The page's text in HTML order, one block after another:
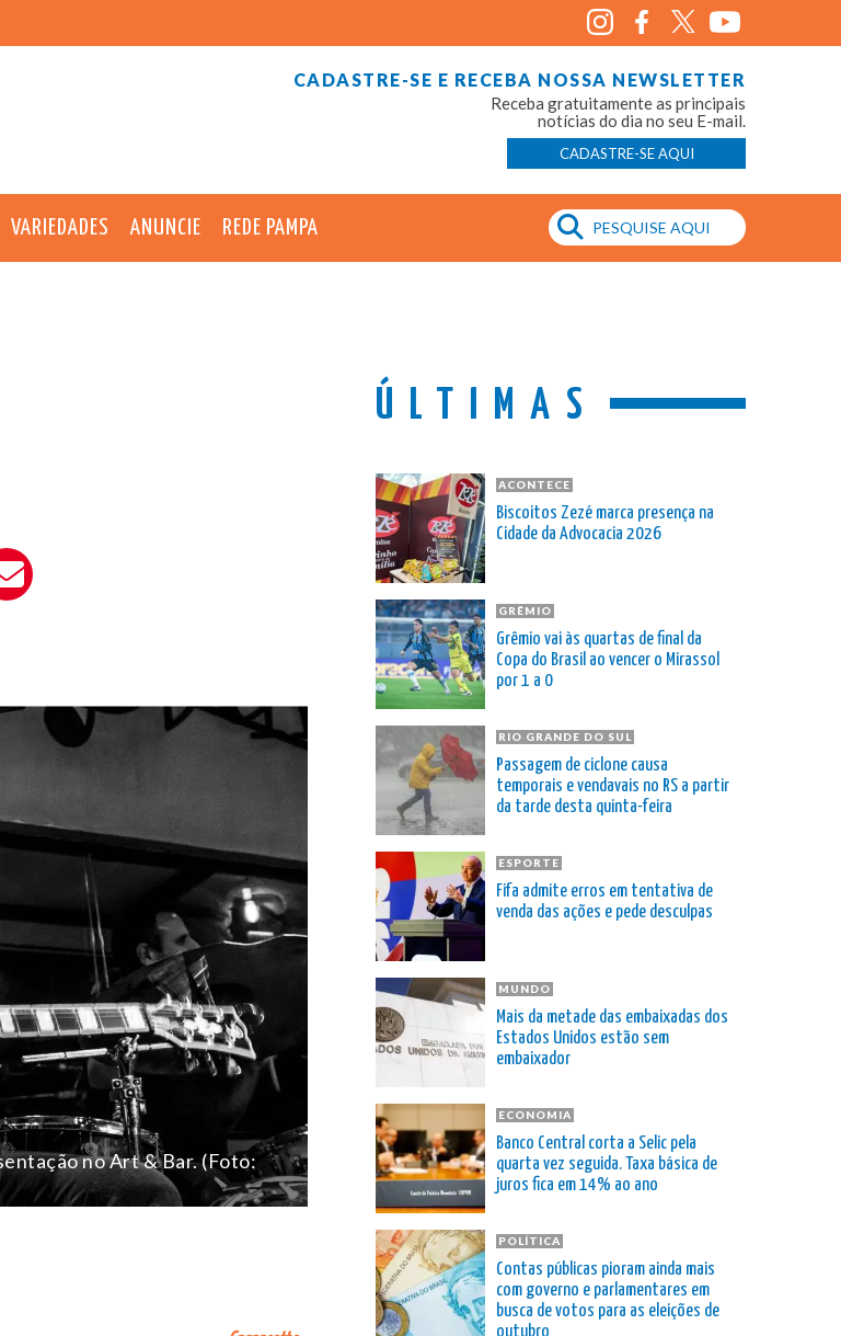
CADASTRE-SE E RECEBA NOSSA NEWSLETTER
Receba gratuitamente as principais
notícias do dia no seu E-mail.
CADASTRE-SE AQUI
VARIEDADES ANUNCIE REDE PAMPA
no Art & Bar. (Foto:
ÚLTIMAS
ACONTECE
Biscoitos Zezé marca presença na
Cidade da Advocacia 2026
GRÊMIO
Grêmio vai às quartas de final da
Copa do Brasil ao vencer o Mirassol
por 1 a 0
RIO GRANDE DO SUL
Passagem de ciclone causa
temporais e vendavais no RS a partir
da tarde desta quinta-feira
ESPORTE
Fifa admite erros em tentativa de
venda das ações e pede desculpas
MUNDO
Mais da metade das embaixadas dos
Estados Unidos estão sem
embaixador
ECONOMIA
Banco Central corta a Selic pela
quarta vez seguida. Taxa básica de
juros fica em 14% ao ano
POLÍTICA
Contas públicas pioram ainda mais
com governo e parlamentares em
busca de votos para as eleições de
outubro